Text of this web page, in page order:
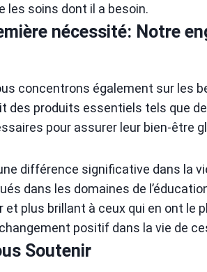
les soins dont il a besoin.
nécessité: Notre
concentrons également sur les
des produits essentiels tels que
pour assurer leur bien-être
différence significative dans la
dans les domaines de
plus brillant à ceux qui en ont le
positif dans la vie de
Soutenir